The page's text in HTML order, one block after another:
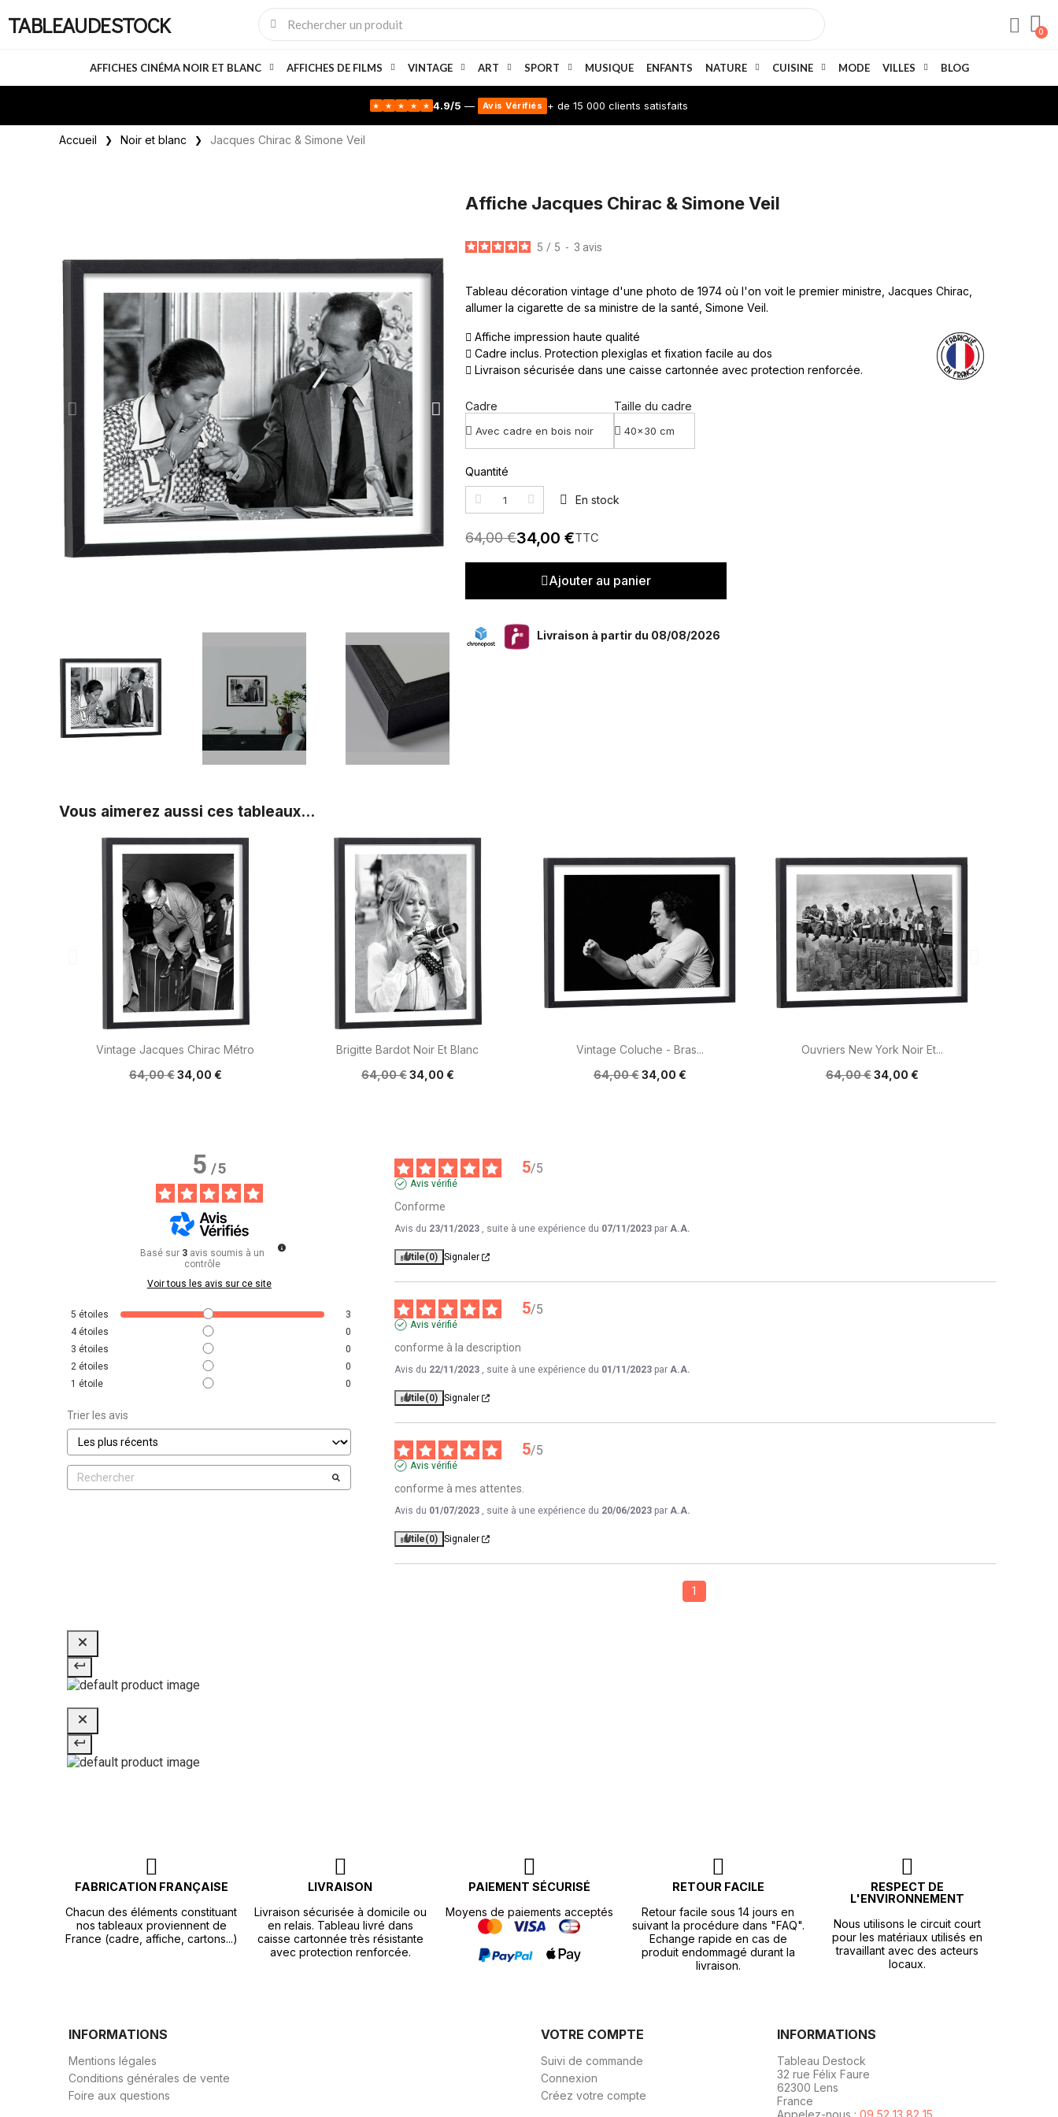
TABLEAUDESTOCK
AFFICHES CINÉMA NOIR ET BLANC AFFICHES DE FILMS VINTAGE ART SPORT MUSIQUE ENFANTS NATURE CUISINE MODE VILLES BLOG
★ ★ ★ ★ ★ 4.9/5 — Avis Vérifiés + de 15 000 clients satisfaits
Accueil Noir et blanc Jacques Chirac & Simone Veil
Affiche Jacques Chirac & Simone Veil
5 / 5 - 3 avis
Tableau décoration vintage d'une photo de 1974 où l'on voit le premier ministre, Jacques Chirac,
allumer la cigarette de sa ministre de la santé, Simone Veil.
Affiche impression haute qualité
Cadre inclus. Protection plexiglas et fixation facile au dos
Livraison sécurisée dans une caisse cartonnée avec protection renforcée.
Cadre Taille du cadre
Quantité
En stock
64,00 €34,00 €TTC
Ajouter au panier
Livraison à partir du 08/08/2026
Vous aimerez aussi ces tableaux...
 Aperçu rapide
Vintage Jacques Chirac Métro
64,00 €34,00 €
 Aperçu rapide
Brigitte Bardot Noir Et Blanc
64,00 €34,00 €
Aperçu rapide
Vintage Coluche - Bras...
64,00 €34,00 €
Aperçu rapide
Ouvriers New York Noir Et...
64,00 €34,00 €
5/5
Basé sur 3 avis soumis à un
contrôle
Voir tous les avis sur ce site
5 étoiles
3
4 étoiles
0
3 étoiles
0
2 étoiles
0
1 étoile 0
Trier les avis
5/5
Avis vérifié
Conforme
Avis du 23/11/2023 , suite à une expérience du 07/11/2023 par A.A.
Utile(0) Signaler
5/5
Avis vérifié
conforme à la description
Avis du 22/11/2023 , suite à une expérience du 01/11/2023 par A.A.
Utile(0) Signaler
5/5
Avis vérifié
conforme à mes attentes.
Avis du 01/07/2023 , suite à une expérience du 20/06/2023 par A.A.
Utile(0) Signaler
1
FABRICATION FRANÇAISE
Chacun des éléments constituant
nos tableaux proviennent de
France (cadre, affiche, cartons...)
LIVRAISON
Livraison sécurisée à domicile ou
en relais. Tableau livré dans
caisse cartonnée très résistante
avec protection renforcée.
PAIEMENT SÉCURISÉ
Moyens de paiements acceptés
RETOUR FACILE
Retour facile sous 14 jours en
suivant la procédure dans "FAQ".
Echange rapide en cas de
produit endommagé durant la
livraison.
RESPECT DE
L'ENVIRONNEMENT
Nous utilisons le circuit court
pour les matériaux utilisés en
travaillant avec des acteurs
locaux.
INFORMATIONS
Mentions légales
Conditions générales de vente
Foire aux questions
VOTRE COMPTE
Suivi de commande
Connexion
Créez votre compte
INFORMATIONS
Tableau Destock
32 rue Félix Faure
62300 Lens
France
Appelez-nous : 09 52 13 82 15